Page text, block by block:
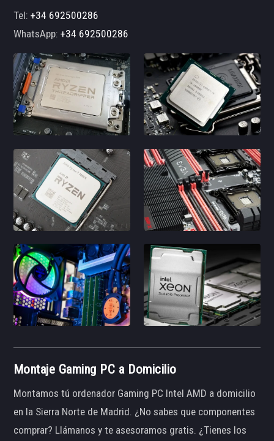
Tel:+34 692500286
WhatsApp:+34 692500286
Montaje Gaming PC a Domicilio
Montamos tú ordenador Gaming PC Intel AMD a domicilio
en la Sierra Norte de Madrid. ¿No sabes que componentes
comprar? Llámanos y te asesoramos gratis. ¿Tienes los